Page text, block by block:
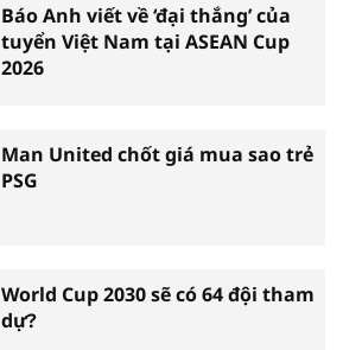
Báo Anh viết về ‘đại thắng’ của
tuyển Việt Nam tại ASEAN Cup
2026
Man United chốt giá mua sao trẻ
PSG
World Cup 2030 sẽ có 64 đội tham
dự?